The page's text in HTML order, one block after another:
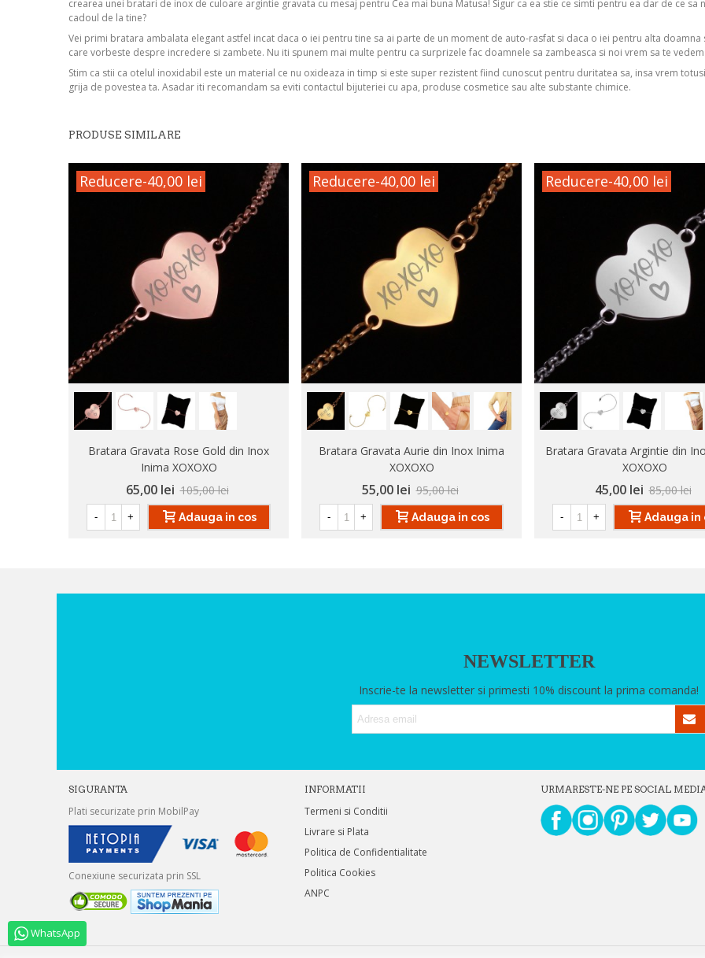
WhatsApp
crearea unei bratari de inox de culoare argintie gravata cu mesaj pentru Cea mai buna Matusa! Sigur ca ea stie ce simti pentru ea dar de ce
cadoul de la tine?
Vei primi bratara ambalata elegant astfel incat daca o iei pentru tine sa ai parte de un moment de auto-rasfat si daca o iei pentru alta
care vorbeste despre incredere si zambete. Nu iti spunem mai multe pentru ca surprizele fac doamnele sa zambeasca si noi vrem sa te
Stim ca stii ca otelul inoxidabil este un material ce nu oxideaza in timp si este super rezistent fiind cunoscut pentru duritatea sa, insa vrem
grija de povestea ta. Asadar iti recomandam sa eviti contactul bijuteriei cu apa, produse cosmetice sau alte substante chimice.
PRODUSE SIMILARE
Reducere-40,00 lei
Bratara Gravata Rose Gold din Inox
Inima XOXOXO
65,00 lei 105,00 lei
- + Adauga in cos
Reducere-40,00 lei
Bratara Gravata Aurie din Inox Inima
XOXOXO
55,00 lei 95,00 lei
- + Adauga in cos
Reducere-40,00 lei
Bratara Gravata Argintie din
XOXOXO
45,00 lei 85,00 lei
- + Adauga in
NEWSLETTER
Inscrie-te la newsletter si primesti 10% discount la prima comanda!
SIGURANTA
Plati securizate prin MobilPay
Conexiune securizata prin SSL
INFORMATII
Termeni si Conditii
Livrare si Plata
Politica de Confidentialitate
Politica Cookies
ANPC
URMARESTE-NE PE SOCIAL